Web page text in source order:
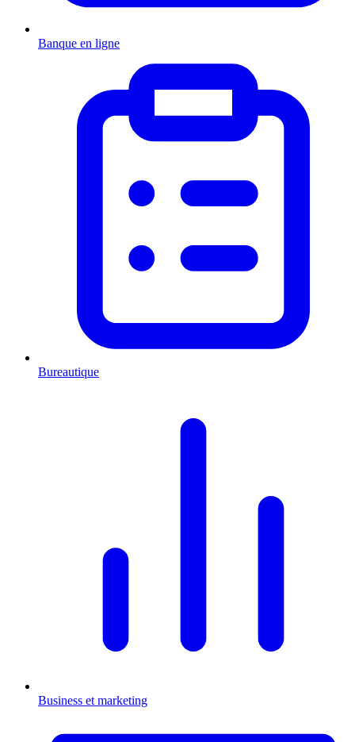
Banque en ligne
Bureautique
Business et marketing